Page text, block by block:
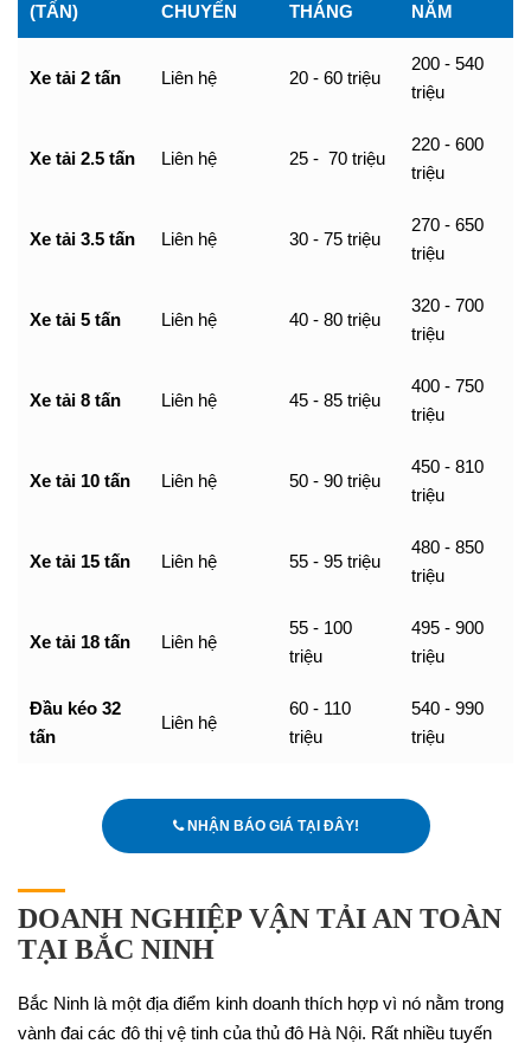
(TẤN)
CHUYẾN
THÁNG
NĂM
Xe tải 2 tấn Liên hệ 20 - 60 triệu
200 - 540
triệu
Xe tải 2.5 tấn Liên hệ 25 - 70 triệu
220 - 600
triệu
Xe tải 3.5 tấn Liên hệ 30 - 75 triệu
270 - 650
triệu
Xe tải 5 tấn Liên hệ 40 - 80 triệu
320 - 700
triệu
Xe tải 8 tấn Liên hệ 45 - 85 triệu
400 - 750
triệu
Xe tải 10 tấn Liên hệ 50 - 90 triệu
450 - 810
triệu
Xe tải 15 tấn Liên hệ 55 - 95 triệu
480 - 850
triệu
Xe tải 18 tấn Liên hệ
55 - 100
triệu
495 - 900
triệu
Đầu kéo 32
tấn
Liên hệ
60 - 110
triệu
540 - 990
triệu
NHẬN BÁO GIÁ TẠI ĐÂY!
DOANH NGHIỆP VẬN TẢI AN TOÀN
TẠI BẮC NINH
Bắc Ninh là một địa điểm kinh doanh thích hợp vì nó nằm trong
vành đai các đô thị vệ tinh của thủ đô Hà Nội. Rất nhiều tuyến